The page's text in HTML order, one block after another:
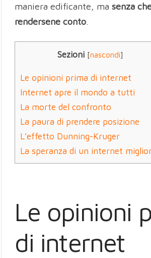
maniera edificante, masenza
rendersene conto.
Sezioni [nascondi]
Le opinioni prima di internet
Internet apre il mondo a tutti
La morte del confronto
La paura di prendere posizione
L’effetto Dunning-Kruger
La speranza di un internet
Le opinioni
di internet